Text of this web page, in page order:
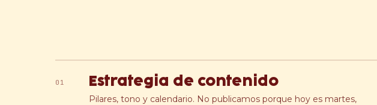
01 Estrategia de contenido
Pilares, tono y calendario. No publicamos porque hoy es martes,